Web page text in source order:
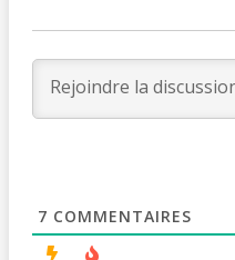
7 COMMENTAIRES